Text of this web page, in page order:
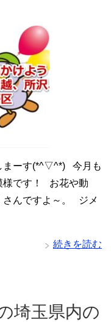
まーす(*^▽^*) 今月も
様です！ お花や動
さんですよ～。 ジメ
続きを読む
埼玉県内の